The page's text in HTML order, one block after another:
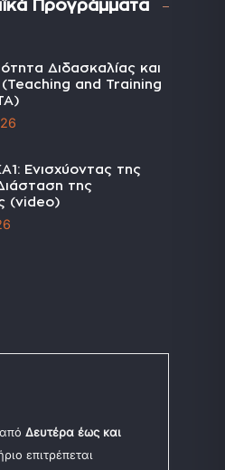
Προγράμματα
Διδασκαλίας και
(Teaching and Training
Ενισχύοντας της
της
(video)
Δευτέρα έως και
επιτρέπεται